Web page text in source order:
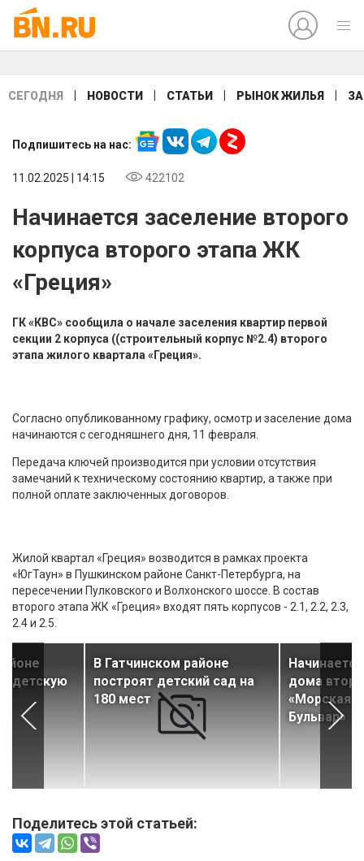
СЕГОДНЯ НОВОСТИ СТАТЬИ РЫНОК ЖИЛЬЯ
Подпишитесь на нас:
11.02.2025 | 14:15 422102
Начинается заселение второго
корпуса второго этапа ЖК
«Греция»
ГК «КВС» сообщила о начале заселения квартир первой
секции 2 корпуса ((строительный корпус №2.4) второго
этапа жилого квартала «Греция».
Согласно опубликованному графику, осмотр и заселение дома
начинаются с сегодняшнего дня, 11 февраля.
Передача ключей производится при условии отсутствия
замечаний к техническому состоянию квартир, а также при
полной оплате заключенных договоров.
Жилой квартал «Греция» возводится в рамках проекта
«ЮгТаун» в Пушкинском районе Санкт-Петербурга, на
пересечении Пулковского и Волхонского шоссе. В состав
второго этапа ЖК «Греция» входят пять корпусов - 2.1, 2.2, 2.3,
2.4 и 2.5.
детскую
В Гатчинском районе
построят детский сад на
180 мест
дома
«Морская
Бульвар»
Поделитесь этой статьей: